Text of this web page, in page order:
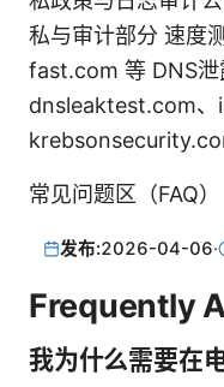
私与审计部分 速度
fast.com 等 DNS泄
dnsleaktest.com、
常见问题区（FAQ）
发布:2026-04-06·
Frequently
我为什么需要在